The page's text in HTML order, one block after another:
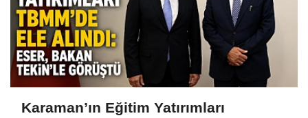
Karaman’ın Eğitim Yatırımları